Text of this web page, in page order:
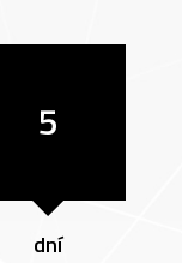
5
dní